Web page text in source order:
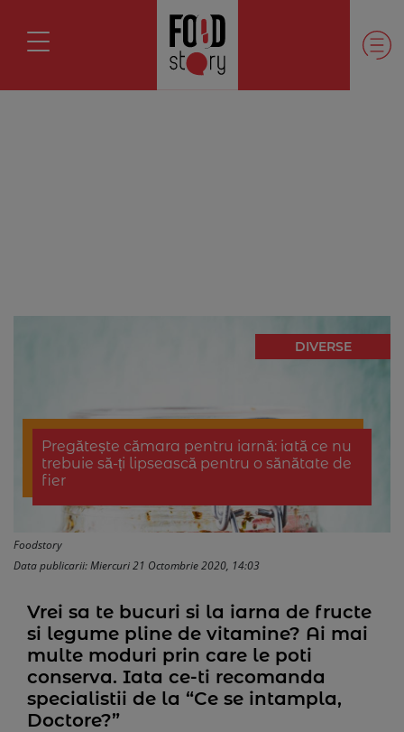
DIVERSE
Pregătește cămara pentru iarnă: iată ce nu
trebuie să-ți lipsească pentru o sănătate de
fier
Foodstory
Data publicarii: Miercuri 21 Octombrie 2020, 14:03
Vrei sa te bucuri si la iarna de fructe
si legume pline de vitamine? Ai mai
multe moduri prin care le poti
conserva. Iata ce-ti recomanda
specialistii de la “Ce se intampla,
Doctore?”